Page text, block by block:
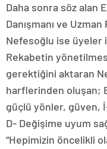
Daha sonra söz alan
Danışmanı ve
Nefesoğlu ise üyeler
Rekabetin
gerektiğini aktaran
harflerinden oluşan;
güçlü yönler, güven,
D- Değişime uyum
“Hepimizin öncelikli